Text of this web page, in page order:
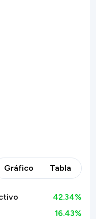
Gráfico Tabla
42.34%
16.43%